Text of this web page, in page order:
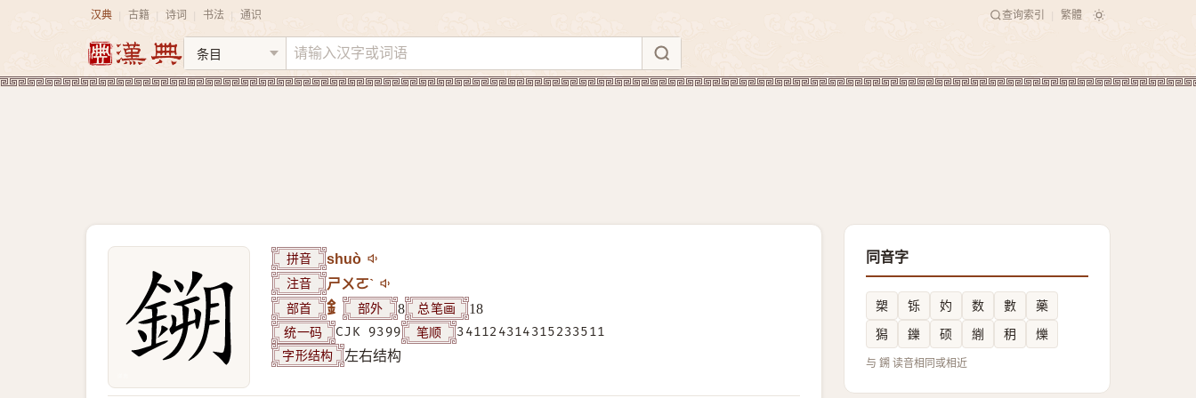
汉典 古籍 诗词 书法 通识 查询索引 繁體
拼音 shuò
注音 ㄕㄨㄛˋ
部首 釒 部外 8 总笔画 18
统一码 CJK 9399 笔顺 341124314315233511
字形结构 左右结构
同音字
槊 铄 妁 数 數
藥
獡
鑠 硕 䌃 䄴 爍
与 鎙 读音相同或相近